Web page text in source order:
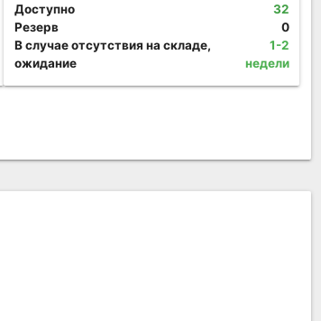
Доступно
32
Резерв
0
В случае отсутствия на складе,
ожидание
1-2
недели